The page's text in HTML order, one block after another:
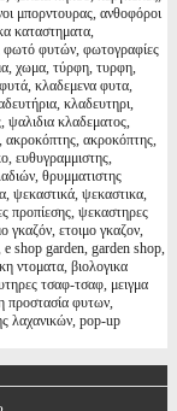
μπορντουρας, ανθοφόροι
καταστηματα,
φωτό φυτών, φωτογραφίες
χωμα, τύρφη, τυρφη,
κλαδεμενα φυτα,
κλαδευτηρι,
ψαλιδια κλαδεματος,
ακροκόπτης, ακροκόπτης,
ευθυγραμμιστης,
θρυμματιστης
ψεκαστικά, ψεκαστικα,
προπίεσης, ψεκαστηρες
γκαζόν, ετοιμο γκαζον,
shop garden, garden shop,
ντοματα, βιολογικα
τσαφ-τσαφ, μειγμα
προστασία φυτων,
λαχανικών, pop-up